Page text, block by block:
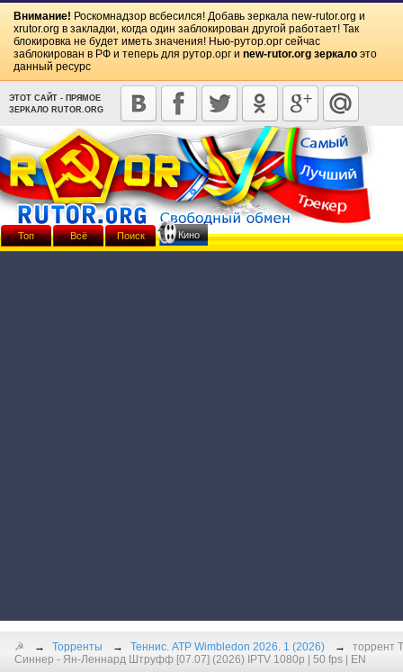
Внимание! Роскомнадзор всбесился! Добавь зеркала new-rutor.org и
xrutor.org в закладки, когда один заблокирован другой работает! Так
блокировка не будет иметь значения! Нью-рутор.орг сейчас
заблокирован в РФ и теперь для рутор.орг и new-rutor.org зеркало это
данный ресурс
ЭТОТ САЙТ - ПРЯМОЕ
ЗЕРКАЛО RUTOR.ORG
☭ Торренты Теннис. ATP Wimbledon 2026. 1 (2026)
торрент
Синнер - Ян-Леннард Штруфф [07.07] (2026) IPTV 1080р | 50 fps | EN